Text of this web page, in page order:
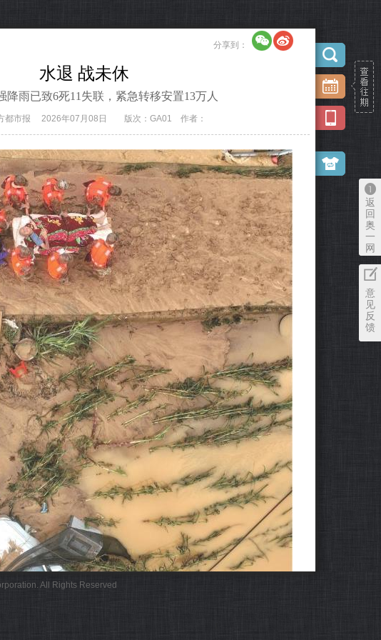
水退 战未休
降雨已致6死11失联，紧急转移安置13万人
都市报 2026年07月08日 版次：GA01 作者：
分享到：
返
回
奥
一
网
意
见
反
馈
All Rights Reserved